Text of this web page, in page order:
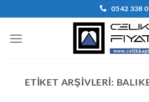
atla
0542 338
ETIKET ARŞIVLERI: